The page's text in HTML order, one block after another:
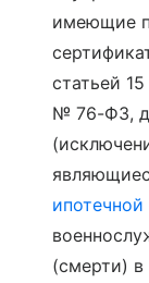
имеющие
статьей
№ 76-ФЗ,
ипотечной
(смерти)